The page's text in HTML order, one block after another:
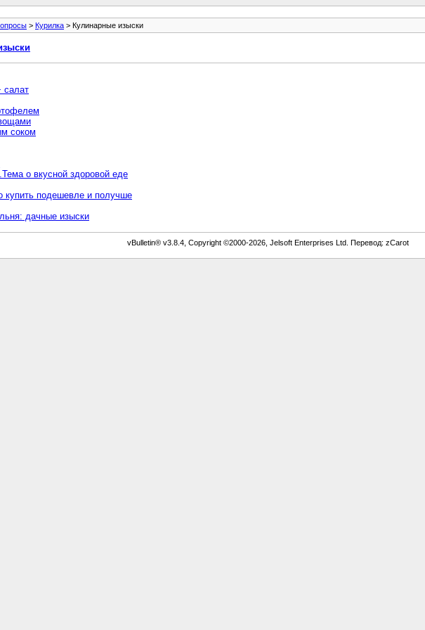
> Курилка > Кулинарные изыски
салат
соком
о вкусной здоровой еде
купить подешевле и получше
дачные изыски
vBulletin® v3.8.4, Copyright ©2000-2026, Jelsoft Enterprises Ltd. Перевод: zCarot